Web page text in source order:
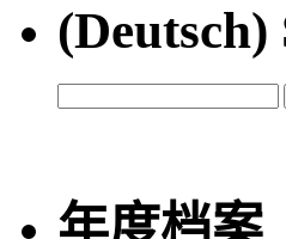
(Deutsch)